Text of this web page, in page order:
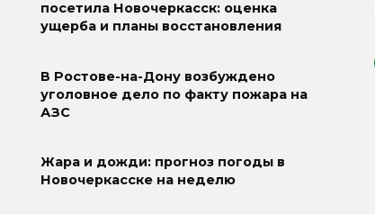
посетила Новочеркасск: оценка
ущерба и планы восстановления
В Ростове-на-Дону возбуждено
уголовное дело по факту пожара на
АЗС
Жара и дожди: прогноз погоды в
Новочеркасске на неделю